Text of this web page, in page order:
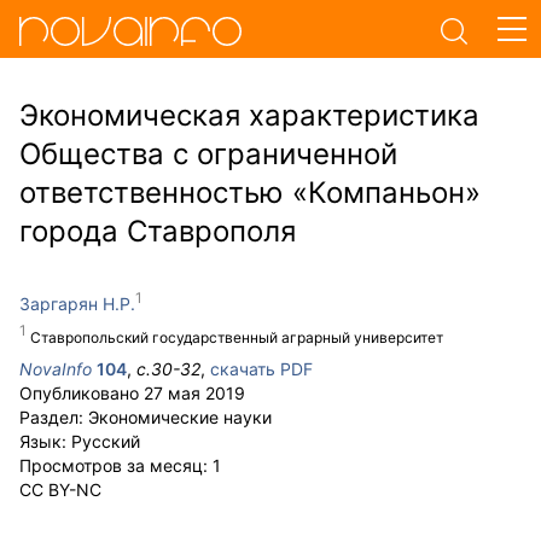
Экономическая характеристика
Общества с ограниченной
ответственностью «Компаньон»
города Ставрополя
Заргарян Н.Р.
Ставропольский государственный аграрный университет
NovaInfo 104, с.30-32, скачать PDF
Опубликовано 27 мая 2019
Раздел: Экономические науки
Язык: Русский
Просмотров за месяц: 1
CC BY-NC